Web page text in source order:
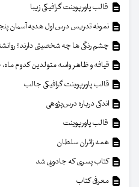
قالب پاورپوینت گرافیکی زیبا
نمونه تدریس درس اول هدیه آسمان
چشم رنگی ها چه شخصیتی دارند؟
قیافه و ظاهر واسه متولدین کدوم
قالب پاورپوینت گرافیکی جالب
اندکی درباره درس‌پژوهی
قالب پاورپوینت
همه زائران سلطان
کتاب پسری که جادویی شد
معرفی کتاب